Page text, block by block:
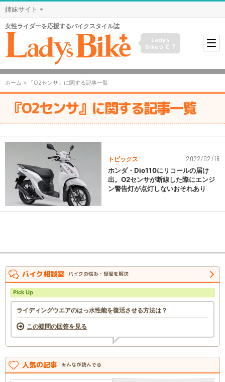
姉妹サイト
女性ライダーを応援するバイクスタイル誌
Lady's
Bikeって？
ホーム > 『O2センサ』に関する記事一覧
『O2センサ』に関する記事一覧
トピックス 2022/02/16
ホンダ・Dio110にリコールの届け
出。O2センサが断線した際にエンジ
ン警告灯が点灯しないおそれあり
バイク相談室 バイクの悩み・疑問を解決
Pick Up
ライディングウエアのはっ水性能を復活させる方法は？
この疑問の回答を見る
人気の記事 みんなが読んでる